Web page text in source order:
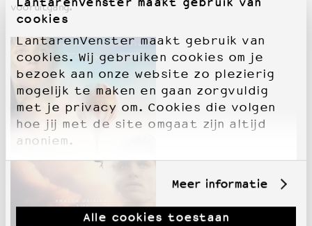
cookies
LantarenVenster maakt gebruik van
cookies. Wij gebruiken cookies om je
bezoek aan onze website zo plezierig
mogelijk te maken en gaan zorgvuldig
met je privacy om. Cookies die volgen
hoe jij met de site omgaat zijn altijd
anoniem.
Meer informatie
Alle cookies toestaan
vooruitgang.